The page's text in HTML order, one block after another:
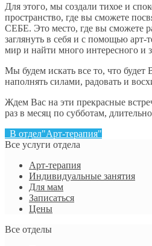
Для этого, мы создали тихое и
пространство, где вы сможете
СЕБЕ. Это место, где вы сможете
заглянуть в себя и с помощью арт-
мир и найти много интересного и
Мы будем искать все то, что будет
наполнять силами, радовать и
Ждем Вас на эти прекрасные
раз в месяц по субботам,
В отдел"Арт-терапия"
Все услуги отдела
Арт-терапия
Индивидуальные занятия
Для мам
Записаться
Цены
Все отделы